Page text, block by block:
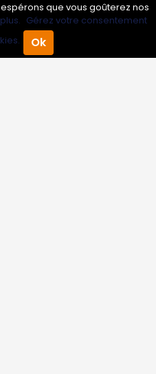
pro
entreprise
que vous goûterez nos
Gérez votre consentement
Ok